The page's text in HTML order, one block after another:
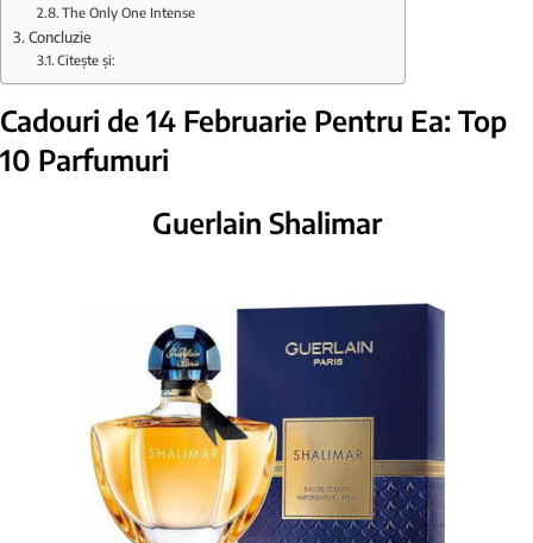
The Only One Intense
Concluzie
Citește și:
Cadouri de 14 Februarie Pentru Ea: Top
10 Parfumuri
Guerlain Shalimar